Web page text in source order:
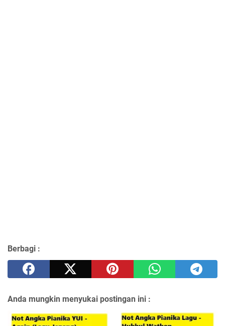
Berbagi :
Anda mungkin menyukai postingan ini :